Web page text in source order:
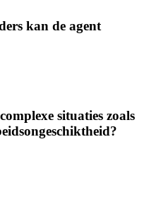
kan de agent
situaties zoals